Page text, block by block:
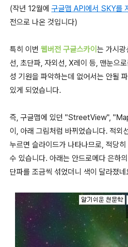
(작년 12월에 구글맵 API에서 SKY를
전으로 나온 것입니다)
특히 이번 웹버전 구글스카이 는 가시광
선, 초단파, 자외선, X레이 등, 맨눈으
성 기원을 파악하는데 없어서는 안될
있게 되었습니다.
즉, 구글맵에 있던 "StreetView",
이, 아래 그림처럼 바뀌었습니다. 적외
누르면 슬라이드가 나타나므로, 적당
수 있습니다. 아래는 안드로메다 은하
단파를 조금씩 섞었더니 색이 달라졌네